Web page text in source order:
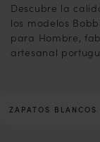
Descubre la
los modelos
para Hombre,
artesanal
ZAPATOS BLANCOS